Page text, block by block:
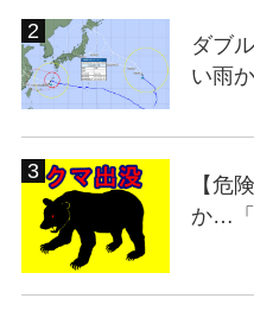
ダブ
い雨
【危
か…